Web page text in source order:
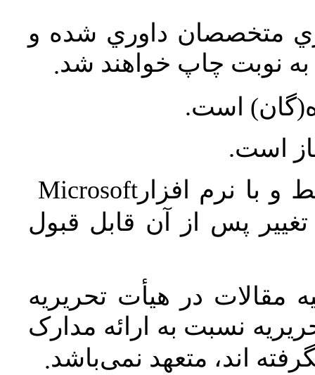
متخصصان داوري شده و
نوبت چاپ خواهند شد.
است.
است.
و با نرم افزارMicrosoft
پس از آن قابل قبول
مقالات در هیأت تحریریه
نسبت به ارائه مدارک
اند، متعهد نمی‌باشد.